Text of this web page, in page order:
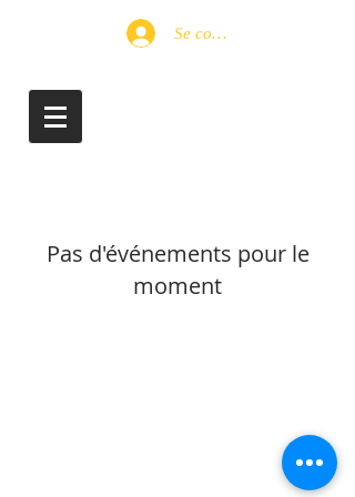
Se connecter
Pas d'événements pour le
moment